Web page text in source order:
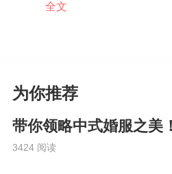
担心的，店里的衣服都
全文
为你推荐
带你领略中式婚服之美！
3424 阅读